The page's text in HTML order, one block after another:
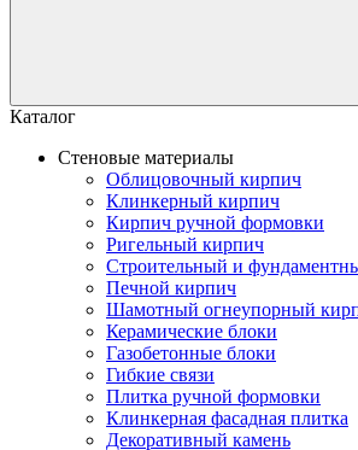
Каталог
Стеновые материалы
Облицовочный кирпич
Клинкерный кирпич
Кирпич ручной формовки
Ригельный кирпич
Строительный и
Печной кирпич
Шамотный огнеупорный
Керамические блоки
Газобетонные блоки
Гибкие связи
Плитка ручной формовки
Клинкерная фасадная плитка
Декоративный камень